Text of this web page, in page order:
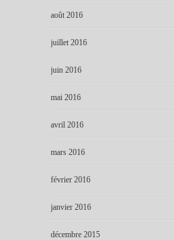
août 2016
juillet 2016
juin 2016
mai 2016
avril 2016
mars 2016
février 2016
janvier 2016
décembre 2015